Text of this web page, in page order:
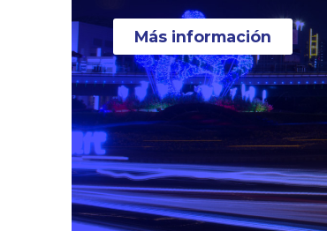
Más información